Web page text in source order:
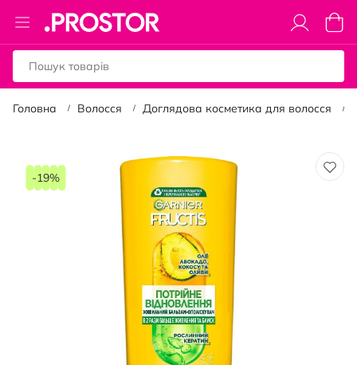
Toggle
Nav
Кошик
Головна Волосся Доглядова косметика для волосся
кінця
-19%